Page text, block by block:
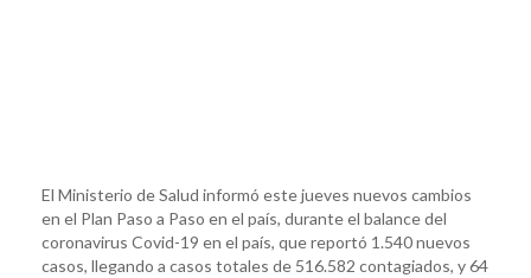
El Ministerio de Salud informó este jueves nuevos cambios
en el Plan Paso a Paso en el país, durante el balance del
coronavirus Covid-19 en el país, que reportó 1.540 nuevos
casos, llegando a casos totales de 516.582 contagiados, y 64